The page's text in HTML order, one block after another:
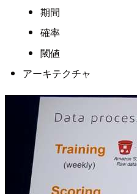
期間
確率
閾値
アーキテクチャ